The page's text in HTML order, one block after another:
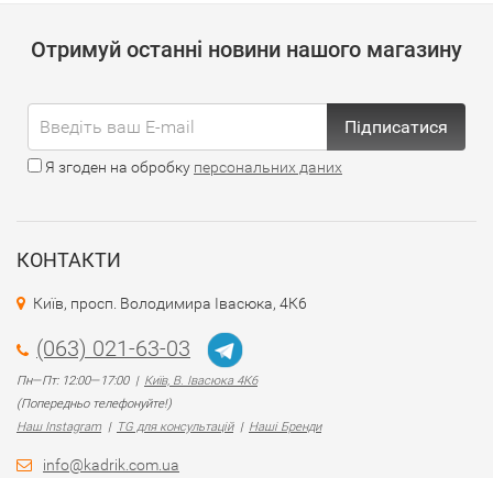
Отримуй останні новини нашого магазину
Підписатися
Я згоден на обробку персональних даних
КОНТАКТИ
Київ, просп. Володимира Івасюка, 4К6
(063) 021-63-03
Пн—Пт: 12:00—17:00 | Київ, В. Івасюка 4К6
(Попередньо телефонуйте!)
Наш Instagram | TG для консультацій| Наші Бренди
info@kadrik.com.ua